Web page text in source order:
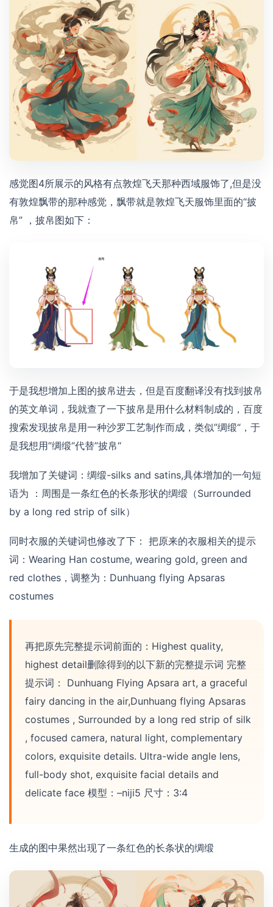
感觉图4所展示的风格有点敦煌飞天那种西域服饰了,但是没
有敦煌飘带的那种感觉，飘带就是敦煌飞天服饰里面的“披
帛” ，披帛图如下：
于是我想增加上图的披帛进去，但是百度翻译没有找到披帛
的英文单词，我就查了一下披帛是用什么材料制成的，百度
搜索发现披帛是用一种沙罗工艺制作而成，类似”绸缎“，于
是我想用”绸缎“代替”披帛“
我增加了关键词：绸缎-silks and satins,具体增加的一句短
语为 ：周围是一条红色的长条形状的绸缎（Surrounded
by a long red strip of silk）
同时衣服的关键词也修改了下： 把原来的衣服相关的提示
词：Wearing Han costume, wearing gold, green and
red clothes，调整为：Dunhuang flying Apsaras
costumes
再把原先完整提示词前面的：Highest quality,
highest detail删除得到的以下新的完整提示词 完整
提示词： Dunhuang Flying Apsara art, a graceful
fairy dancing in the air,Dunhuang flying Apsaras
costumes , Surrounded by a long red strip of silk
, focused camera, natural light, complementary
colors, exquisite details. Ultra-wide angle lens,
full-body shot, exquisite facial details and
delicate face 模型：–niji5 尺寸：3:4
生成的图中果然出现了一条红色的长条状的绸缎